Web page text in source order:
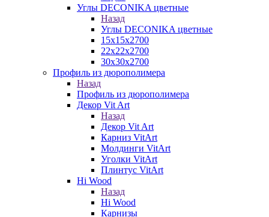
Углы DECONIKA цветные
Назад
Углы DECONIKA цветные
15х15х2700
22х22х2700
30х30х2700
Профиль из дюрополимера
Назад
Профиль из дюрополимера
Декор Vit Art
Назад
Декор Vit Art
Карниз VitArt
Молдинги VitArt
Уголки VitArt
Плинтус VitArt
Hi Wood
Назад
Hi Wood
Карнизы